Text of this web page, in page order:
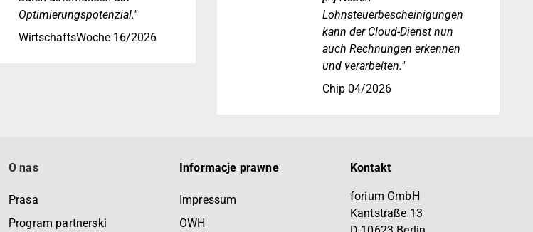
Optimierungspotenzial."
WirtschaftsWoche 16/2026
Lohnsteuerbescheinigungen
kann der Cloud-Dienst nun
auch Rechnungen erkennen
und verarbeiten."
Chip 04/2026
O nas
Prasa
Program partnerski
Informacje prawne
Impressum
OWH
Kontakt
forium GmbH
Kantstraße 13